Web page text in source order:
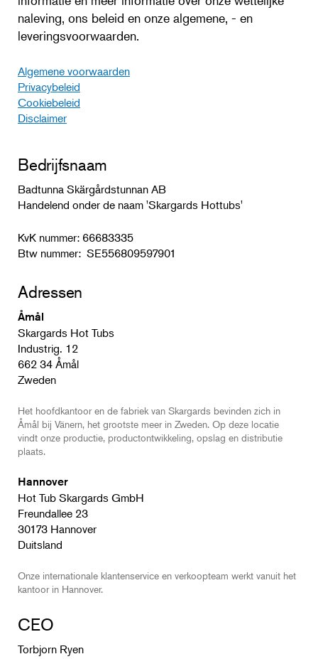
naleving, ons beleid en onze algemene, - en
leveringsvoorwaarden.
Algemene voorwaarden
Privacybeleid
Cookiebeleid
Disclaimer
Bedrijfsnaam
Badtunna Skärgårdstunnan AB
Handelend onder de naam 'Skargards Hottubs'
KvK nummer: 66683335
Btw nummer: SE556809597901
Adressen
Åmål
Skargards Hot Tubs
Industrig. 12
662 34 Åmål
Zweden
Het hoofdkantoor en de fabriek van Skargards bevinden zich in
Åmål bij Vänern, het grootste meer in Zweden. Op deze locatie
vindt onze productie, productontwikkeling, opslag en distributie
plaats.
Hannover
Hot Tub Skargards GmbH
Freundallee 23
​​​​​​​30173 Hannover
Duitsland
Onze internationale klantenservice en verkoopteam werkt vanuit het
kantoor in Hannover.
CEO
Torbjorn Ryen